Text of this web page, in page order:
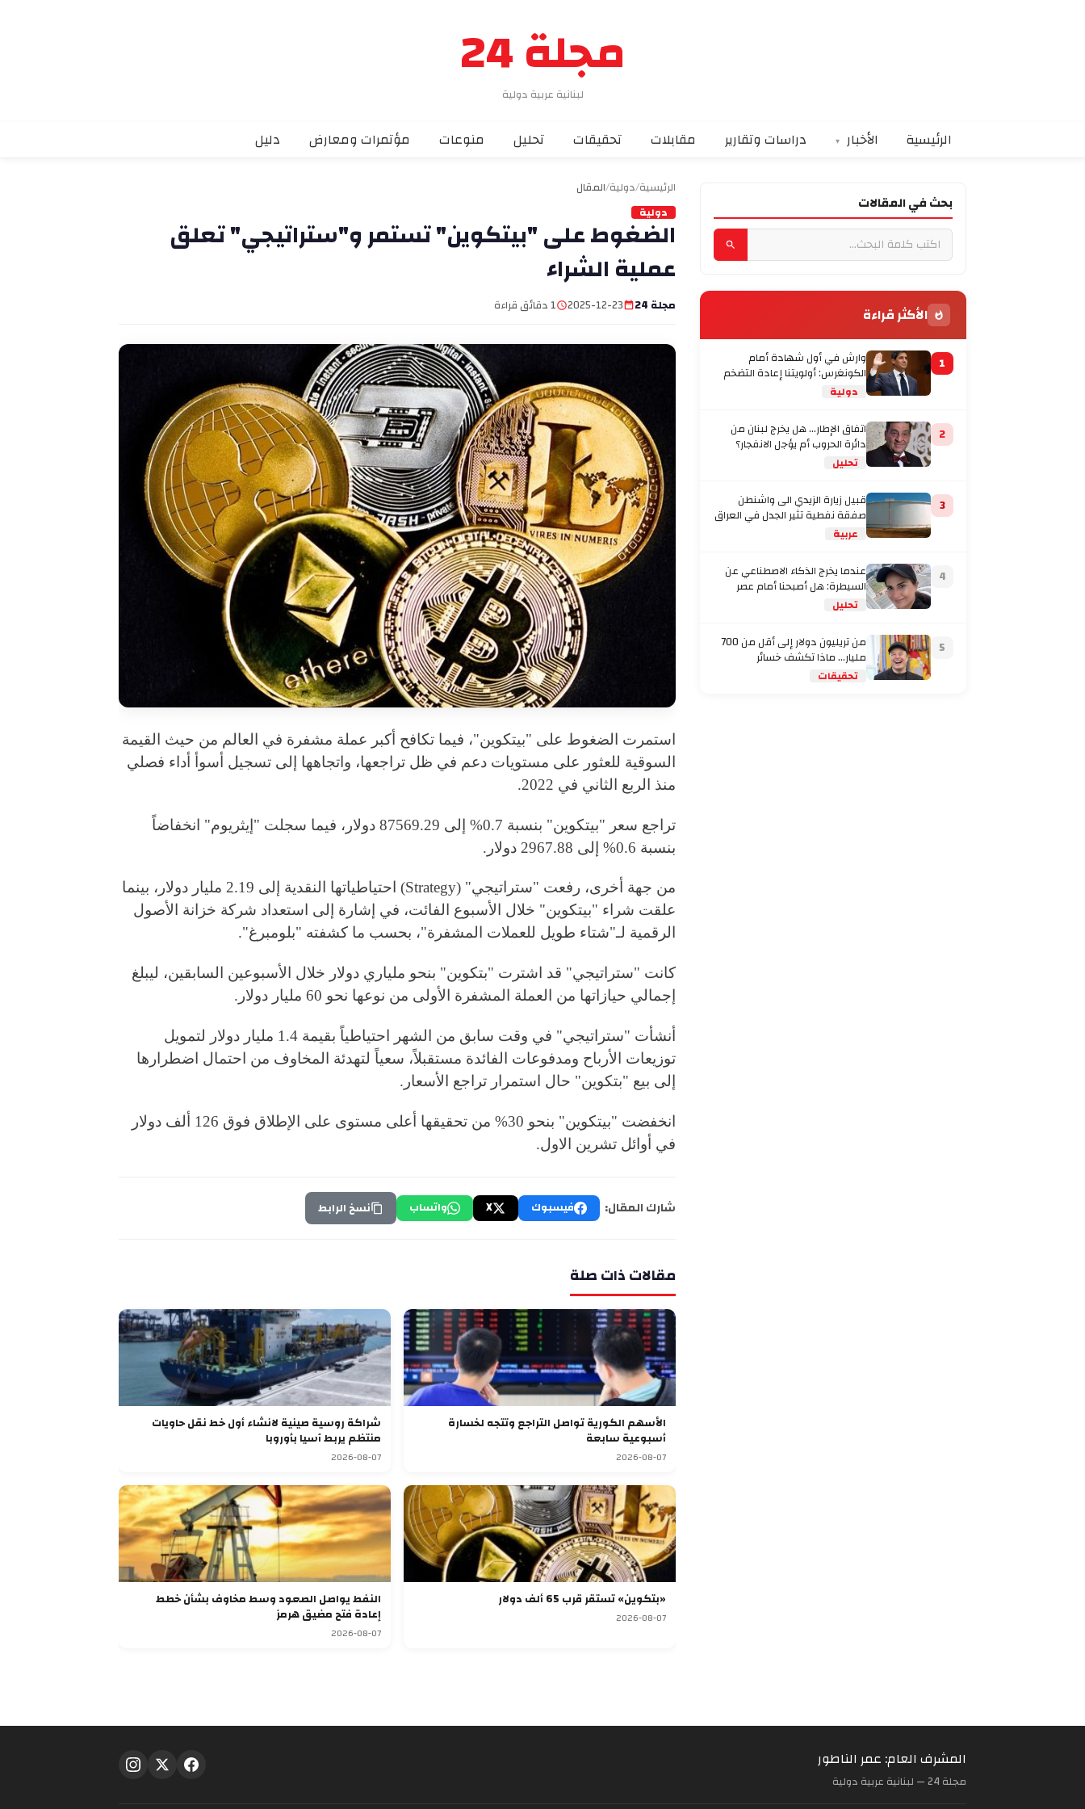
مجلة 24
لبنانية عربية دولية
الرئيسية الأخبار دراسات وتقارير مقابلات تحقيقات تحليل منوعات مؤتمرات ومعارض دليل
الرئيسية/دولية/المقال
دولية
الضغوط على "بيتكوين" تستمر و"ستراتيجي" تعلق
عملية الشراء
مجلة 24 2025-12-23 1 دقائق قراءة
استمرت الضغوط على "بيتكوين"، فيما تكافح أكبر عملة مشفرة في العالم من حيث القيمة
السوقية للعثور على مستويات دعم في ظل تراجعها، واتجاهها إلى تسجيل أسوأ أداء فصلي
منذ الربع الثاني في 2022.
تراجع سعر "بيتكوين" بنسبة 0.7% إلى 87569.29 دولار، فيما سجلت "إيثريوم" انخفاضاً
بنسبة 0.6% إلى 2967.88 دولار.
من جهة أخرى، رفعت "ستراتيجي" (Strategy) احتياطياتها النقدية إلى 2.19 مليار دولار، بينما
علقت شراء "بيتكوين" خلال الأسبوع الفائت، في إشارة إلى استعداد شركة خزانة الأصول
الرقمية لـ"شتاء طويل للعملات المشفرة"، بحسب ما كشفته "بلومبرغ".
كانت "ستراتيجي" قد اشترت "بتكوين" بنحو ملياري دولار خلال الأسبوعين السابقين، ليبلغ
إجمالي حيازاتها من العملة المشفرة الأولى من نوعها نحو 60 مليار دولار.
أنشأت "ستراتيجي" في وقت سابق من الشهر احتياطياً بقيمة 1.4 مليار دولار لتمويل
توزيعات الأرباح ومدفوعات الفائدة مستقبلاً، سعياً لتهدئة المخاوف من احتمال اضطرارها
إلى بيع "بتكوين" حال استمرار تراجع الأسعار.
انخفضت "بيتكوين" بنحو 30% من تحقيقها أعلى مستوى على الإطلاق فوق 126 ألف دولار
في أوائل تشرين الاول.
شارك المقال: فيسبوك X واتساب نسخ الرابط
مقالات ذات صلة
الأسهم الكورية تواصل التراجع وتتجه لخسارة
أسبوعية سابعة
2026-08-07
شراكة روسية صينية لانشاء أول خط نقل حاويات
منتظم يربط آسيا بأوروبا
2026-08-07
«بتكوين» تستقر قرب 65 ألف دولار
2026-08-07
النفط يواصل الصعود وسط مخاوف بشأن خطط
إعادة فتح مضيق هرمز
2026-08-07
بحث في المقالات
الأكثر قراءة
1 وارش في أول شهادة أمام
الكونغرس: أولويتنا إعادة التضخم
إلى المستهدف
دولية
2 اتفاق الإطار... هل يخرج لبنان من
دائرة الحروب أم يؤجل الانفجار؟
تحليل
3 قبيل زيارة الزيدي الى واشنطن
صفقة نفطية تثير الجدل في العراق
عربية
4 عندما يخرج الذكاء الاصطناعي عن
السيطرة: هل أصبحنا أمام عصر
تحليل
5 من تريليون دولار إلى أقل من 700
مليار… ماذا تكشف خسائر
تحقيقات
المشرف العام: عمر الناطور
مجلة 24 — لبنانية عربية دولية